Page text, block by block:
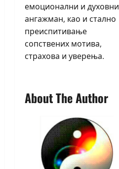
емоционални и духовни
ангажман, као и стално
преиспитивање
сопствених мотива,
страхова и уверења.
About The Author